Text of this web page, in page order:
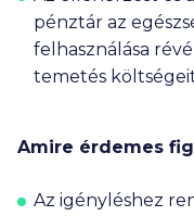
pénztár az
felhasználása
temetés
Amire érdemes
Az igényléshez